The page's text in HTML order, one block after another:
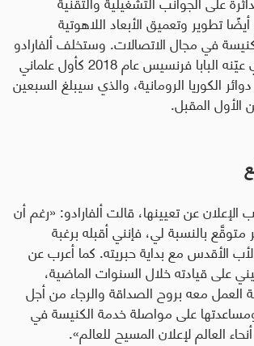
تطوير وتعميق الأبعاد اللاهوتية
في مجال الاتصالات. وستخلف ألفارادو
باولو روفيني، الذي عيّنه البابا فرنسيس عام 2018 كأول علماني
الكوريا الرومانية، والذي سيبلغ السبعين
المقبل.
عن تعيينها، قالت ألفارادو: «رغم أن
متوقَّع بالنسبة لي، فإنني أقبله برغبة
الأقدس مع بداية حبريته. كما أعرب عن
على قيادته خلال السنوات الماضية،
العمل معه بروح الصداقة والرجاء من أجل
ومساعدتها على مواصلة خدمة الكنيسة في
العالم لإعلان المسيح للعالم».